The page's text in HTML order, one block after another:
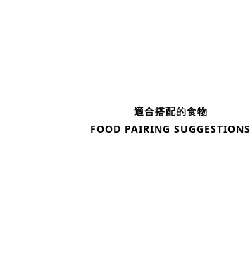
適合搭配的食物
FOOD PAIRING SUGGESTIONS